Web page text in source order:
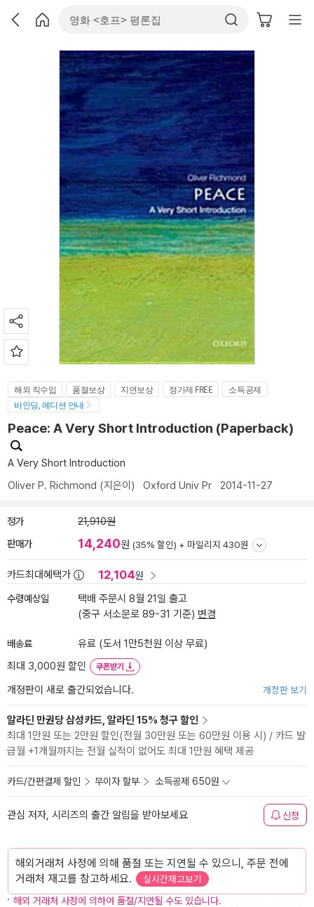
해외 직수입 품절보상 지연보상 정가제 FREE
소득공제
바인딩, 에디션 안내
Peace: A Very Short Introduction (Paperback)
A Very Short Introduction
Oliver P. Richmond (지은이) Oxford Univ Pr 2014-11-27
정가 21,910원
판매가 14,240원 (35% 할인) + 마일리지 430원
카드최대혜택가 12,104원
수령예상일
택배 주문시 8월 21일 출고
(중구 서소문로 89-31 기준) 변경
배송료
유료 (도서 1만5천원 이상 무료)
최대 3,000원 할인
쿠폰받기
개정판이 새로 출간되었습니다. 개정판 보기
알라딘 만권당 삼성카드, 알라딘 15% 청구 할인
최대 1만원 또는 2만원 할인(전월 30만원 또는 60만원 이용 시) / 카드 발
급월 +1개월까지는 전월 실적이 없어도 최대 1만원 혜택 제공
카드/간편결제 할인 무이자 할부 소득공제 650원
관심 저자, 시리즈의 출간 알림을 받아보세요 신청
해외거래처 사정에 의해 품절 또는 지연될 수 있으니, 주문 전에
거래처 재고를 참고하세요.
실시간재고보기
해외 거래처 사정에 의하여 품절/지연될 수도 있습니다.